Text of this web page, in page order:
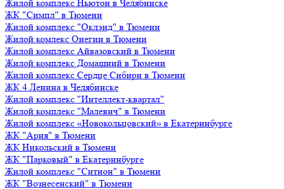
Жилой комплекс Ньютон в Челябинске
ЖК "Симпл" в Тюмени
Жилой комплекс "Оклэнд" в Тюмени
Жилой комлекс Онегин в Тюмени
Жилой комплекс Айвазовский в Тюмени
Жилой комплекс Домашний в Тюмени
Жилой комплекс Сердце Сибири в Тюмени
ЖК 4 Ленина в Челябинске
Жилой комплекс "Интеллект-квартал"
Жилой комплекс "Малевич" в Тюмени
Жилой комплекс «Новокольцовский» в Екатеринбурге
ЖК "Ария" в Тюмени
ЖК Никольский в Тюмени
ЖК "Парковый" в Екатеринбурге
Жилой комплекс "Ситион" в Тюмени
ЖК "Вознесенский" в Тюмени